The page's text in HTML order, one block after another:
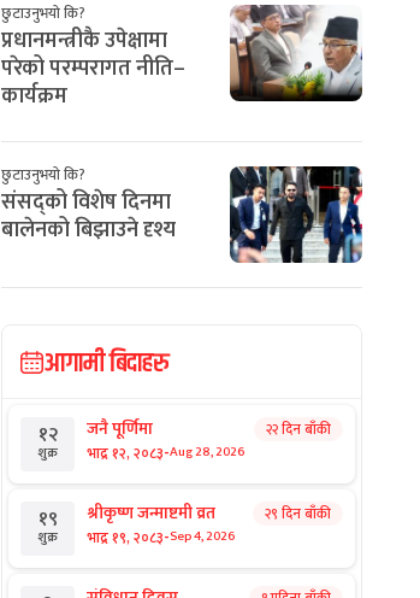
छुटाउनुभयो कि?
प्रधानमन्त्रीकै उपेक्षामा
परेको परम्परागत नीति–
कार्यक्रम
छुटाउनुभयो कि?
संसद्को विशेष दिनमा
बालेनको बिझाउने दृश्य
आगामी बिदाहरु
१२
शुक्र
जनै पूर्णिमा
भाद्र १२, २०८३-Aug 28, 2026
२२ दिन बाँकी
१९
शुक्र
श्रीकृष्ण जन्माष्टमी व्रत
भाद्र १९, २०८३-Sep 4, 2026
२९ दिन बाँकी